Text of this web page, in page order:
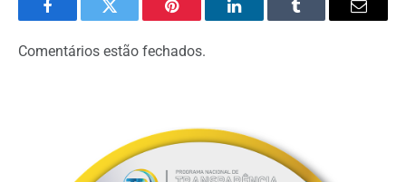
FacebookTwitter Pinterest LinkedInTumblr Email
Comentários estão fechados.